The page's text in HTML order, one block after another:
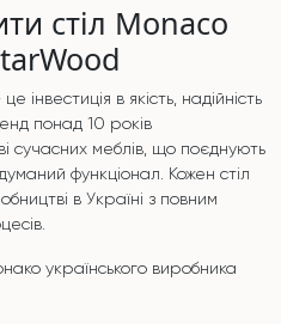
стіл Monaco
в якість, надійність
понад 10 років
сучасних меблів, що поєднують
функціонал. Кожен стіл
в Україні з повним
українського виробника